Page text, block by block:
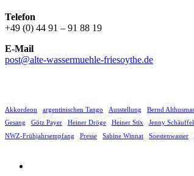
Telefon
+49 (0) 44 91 – 91 88 19
E-Mail
post@alte-wassermuehle-friesoythe.de
Akkordeon argentinischen Tango Ausstellung Bernd
Gesang
Götz Payer Heiner Dröge Heiner Stix Jenny
NWZ-Frühjahrsempfang
Presse Sabine Winnat Soestenwasser